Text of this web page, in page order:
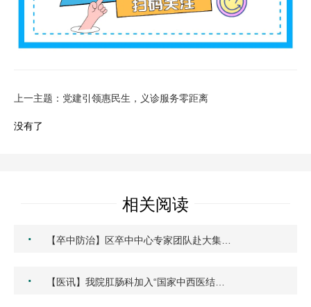
上一主题：党建引领惠民生，义诊服务零距离
没有了
相关阅读
· 【卒中防治】区卒中中心专家团队赴大集…
· 【医讯】我院肛肠科加入“国家中西医结…